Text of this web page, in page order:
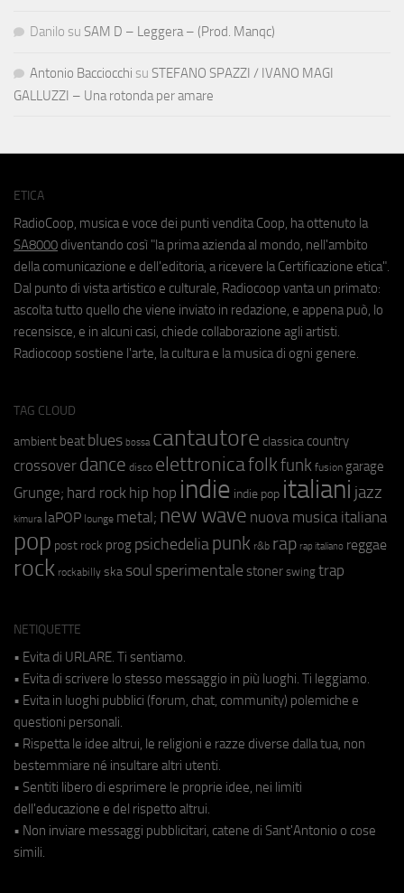
Danilo su SAM D – Leggera – (Prod. Manqc)
Antonio Bacciocchi su STEFANO SPAZZI / IVANO MAGI
GALLUZZI – Una rotonda per amare
ETICA
RadioCoop, musica e voce dei punti vendita Coop, ha ottenuto la
SA8000 diventando così "la prima azienda al mondo, nell'ambito
della comunicazione e dell'editoria, a ricevere la Certificazione etica".
Dal punto di vista artistico e culturale, Radiocoop vanta un primato:
ascolta tutto quello che viene inviato in redazione, e appena può, lo
recensisce, e in alcuni casi, chiede collaborazione agli artisti.
Radiocoop sostiene l'arte, la cultura e la musica di ogni genere.
TAG CLOUD
ambient beat blues bossa cantautore classica country
crossover dance disco elettronicafolkfunk fusion garage
Grunge; hard rock hip hop indie indie pop italiani jazz
kimura laPOP lounge metal; new wave nuova musica italiana
pop post rock prog psichedeliapunk r&b rap rap italiano reggae
rock rockabilly ska soul sperimentale stoner swing trap
NETIQUETTE
• Evita di URLARE. Ti sentiamo.
• Evita di scrivere lo stesso messaggio in più luoghi. Ti leggiamo.
• Evita in luoghi pubblici (forum, chat, community) polemiche e
questioni personali.
• Rispetta le idee altrui, le religioni e razze diverse dalla tua, non
bestemmiare né insultare altri utenti.
• Sentiti libero di esprimere le proprie idee, nei limiti
dell'educazione e del rispetto altrui.
• Non inviare messaggi pubblicitari, catene di Sant'Antonio o cose
simili.